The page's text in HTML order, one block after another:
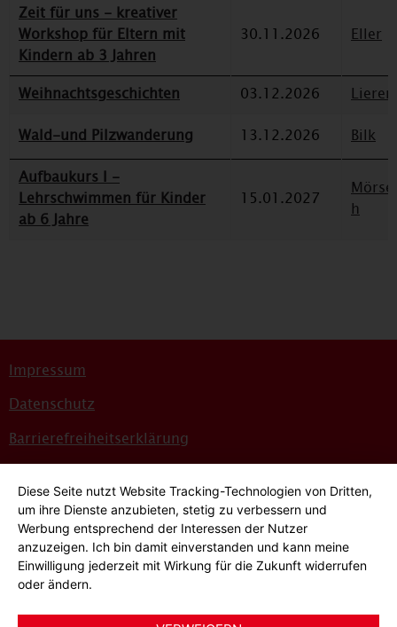
Zeit für uns - kreativer
Workshop für Eltern mit
Kindern ab 3 Jahren
30.11.2026 Eller
Weihnachtsgeschichten 03.12.2026
Wald-und Pilzwanderung
13.12.2026
Bilk
Aufbaukurs I -
Lehrschwimmen für Kinder
ab 6 Jahre
15.01.2027
h
Impressum
Datenschutz
Barrierefreiheitserklärung
Bildnachweise
Hinweisgeber*innensystem
Cookie-Einstellungen
Diese Seite nutzt Website Tracking-Technologien von Dritten,
um ihre Dienste anzubieten, stetig zu verbessern und
Werbung entsprechend der Interessen der Nutzer
anzuzeigen. Ich bin damit einverstanden und kann meine
Einwilligung jederzeit mit Wirkung für die Zukunft widerrufen
oder ändern.